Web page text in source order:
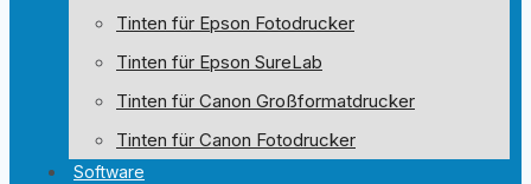
Tinten für Epson Fotodrucker
Tinten für Epson SureLab
Tinten für Canon Großformatdrucker
Tinten für Canon Fotodrucker
Software